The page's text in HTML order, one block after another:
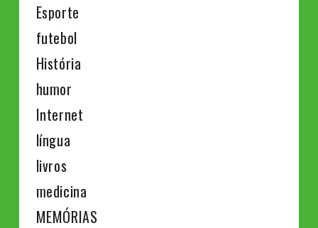
Esporte
futebol
História
humor
Internet
língua
livros
medicina
MEMÓRIAS